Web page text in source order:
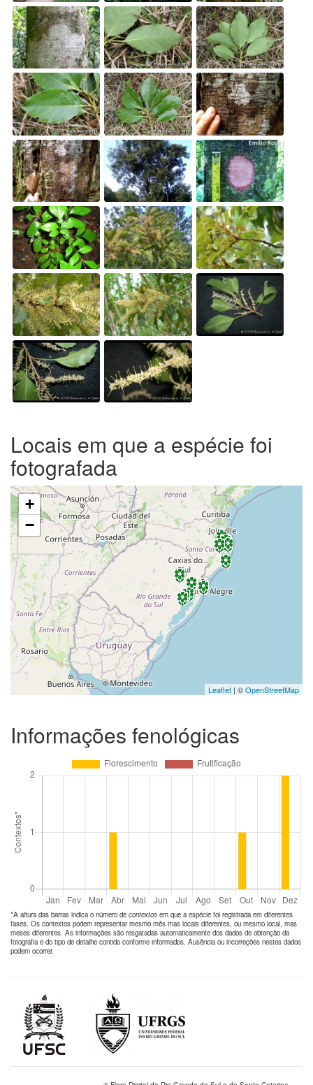
Locais em que a espécie foi
fotografada
+
−
Leaflet | ©OpenStreetMap
Informações fenológicas
*A altura das barras indica o número de contextos em que a espécie foi registrada em diferentes
fases. Os contextos podem representar mesmo mês mas locais diferentes, ou mesmo local, mas
meses diferentes. As informações são resgatadas automaticamente dos dados de obtenção da
fotografia e do tipo de detalhe contido conforme informados. Ausência ou incorreções nestes dados
podem ocorrer.